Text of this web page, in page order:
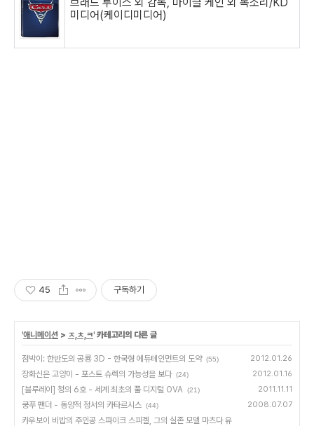
미디어(케이디미디어)
45 구독하기
'애니메이션 > ㅈ,ㅊ,ㅋ' 카테고리의 다른 글
점박이: 한반도의 공룡 3D - 한국형 에듀테인먼트의 도약 (55) 2012.01.26
장화신은 고양이 - 포스트 슈렉의 가능성을 보다 (24) 2012.01.16
[블루레이] 청의 6호 - 세계 최초의 풀 디지털 OVA (21) 2011.11.11
쿵푸 팬더 - 동양적 정서의 카타르시스 (44) 2008.07.07
카우보이 비밥의 주인공 스파이크 스피겔, 그의 실존 모델 마츠다 유